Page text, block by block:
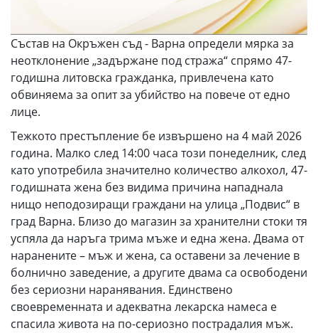
Състав на Окръжен съд - Варна определи мярка за
неотклонение „задържане под стража“ спрямо 47-
годишна литовска гражданка, привлечена като
обвиняема за опит за убийство на повече от едно
лице.
Тежкото престъпление бе извършено на 4 май 2026
година. Малко след 14:00 часа този понеделник, след
като употребила значително количество алкохол, 47-
годишната жена без видима причина нападнала
нищо неподозиращи граждани на улица „Подвис“ в
град Варна. Близо до магазин за хранителни стоки тя
успяла да наръга трима мъже и една жена. Двама от
наранените – мъж и жена, са оставени за лечение в
болнично заведение, а другите двама са освободени
без сериозни наранявания. Единствено
своевременната и адекватна лекарска намеса е
спасила живота на по-сериозно пострадалия мъж.